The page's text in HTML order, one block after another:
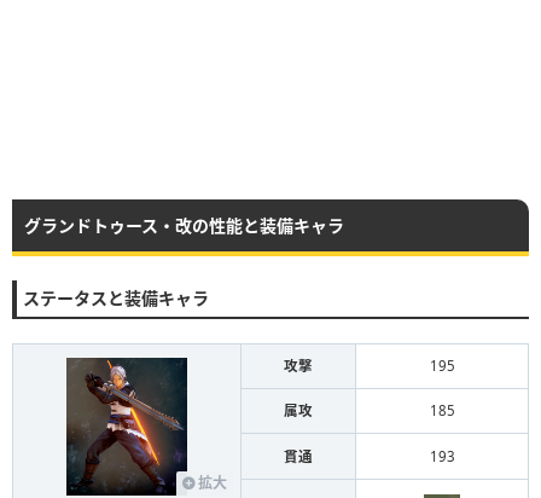
グランドトゥース・改の性能と装備キャラ
ステータスと装備キャラ
拡大
攻撃 195
属攻 185
貫通 193